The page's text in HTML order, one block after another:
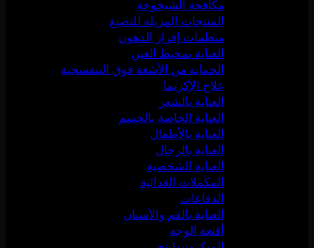
مكافحة الشيخوخة
المنتجات المزيلة للتصبغ
منظمات إفراز الدهون
العناية بمحيط العين
الحماية من الأشعة فوق البنفسجية
علاج الإكزيما
العناية بالشعر
العناية الخاصة بالجسم
العناية بالأطفال
العناية بالرجال
العناية الشخصية
المكملات الغذائية
الدفاعات
العناية بالفم والأسنان
أقنعة الوجه